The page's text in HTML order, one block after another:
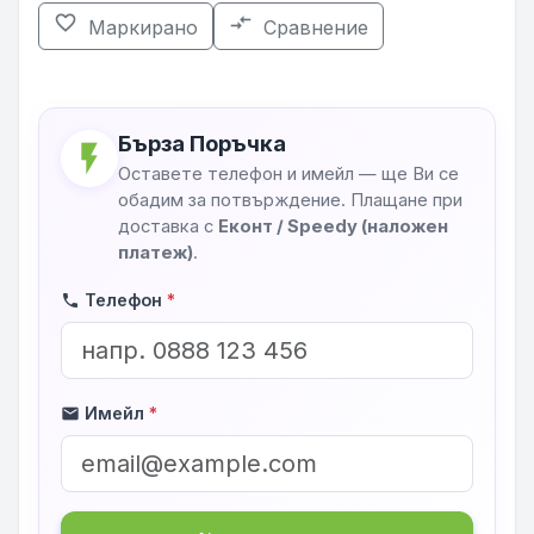
favorite_border Маркирано compare_arrows Сравнение
flash_on Бърза Поръчка
Оставете телефон и имейл — ще Ви се
обадим за потвърждение. Плащане при
доставка с Еконт / Speedy (наложен
платеж).
phone Телефон *
mail Имейл *